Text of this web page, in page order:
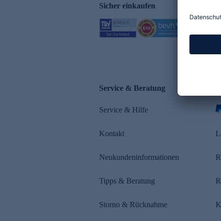
Sicher einkaufen
Service & Beratung
Service & Hilfe
Kontakt
Neukundeninformationen
Tipps & Beratung
Storno & Rücknahme